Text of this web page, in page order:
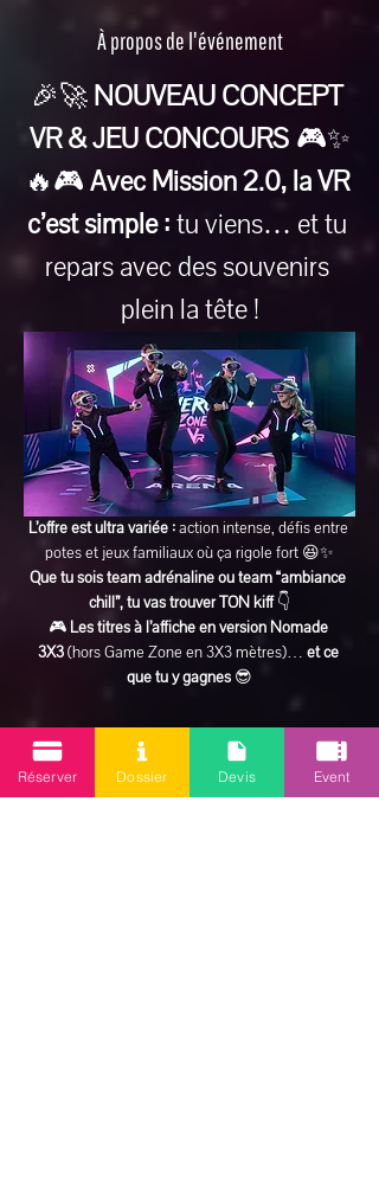
À propos de l'événement
🎉🚀 NOUVEAU CONCEPT
VR & JEU CONCOURS 🎮✨
🔥🎮 Avec Mission 2.0, la VR
c’est simple : tu viens… et tu
repars avec des souvenirs
plein la tête !
L’offre est ultra variée : action intense, défis entre
potes et jeux familiaux où ça rigole fort 😆✨
Que tu sois team adrénaline ou team “ambiance
chill”, tu vas trouver TON kiff 👇
🎮 Les titres à l’affiche en version Nomade
3X3 (hors Game Zone en 3X3 mètres)… et ce
que tu y gagnes 😎
En lire plus >
Réserver Dossier Devis Event